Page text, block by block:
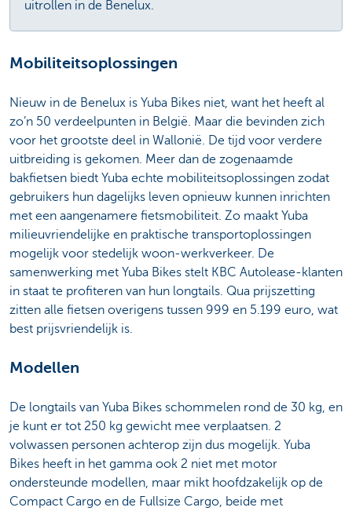
uitrollen in de Benelux.
Mobiliteitsoplossingen
Nieuw in de Benelux is Yuba Bikes niet, want het heeft al
zo’n 50 verdeelpunten in België. Maar die bevinden zich
voor het grootste deel in Wallonië. De tijd voor verdere
uitbreiding is gekomen. Meer dan de zogenaamde
bakfietsen biedt Yuba echte mobiliteitsoplossingen zodat
gebruikers hun dagelijks leven opnieuw kunnen inrichten
met een aangenamere fietsmobiliteit. Zo maakt Yuba
milieuvriendelijke en praktische transportoplossingen
mogelijk voor stedelijk woon-werkverkeer. De
samenwerking met Yuba Bikes stelt KBC Autolease-klanten
in staat te profiteren van hun longtails. Qua prijszetting
zitten alle fietsen overigens tussen 999 en 5.199 euro, wat
best prijsvriendelijk is.
Modellen
De longtails van Yuba Bikes schommelen rond de 30 kg, en
je kunt er tot 250 kg gewicht mee verplaatsen. 2
volwassen personen achterop zijn dus mogelijk. Yuba
Bikes heeft in het gamma ook 2 niet met motor
ondersteunde modellen, maar mikt hoofdzakelijk op de
Compact Cargo en de Fullsize Cargo, beide met